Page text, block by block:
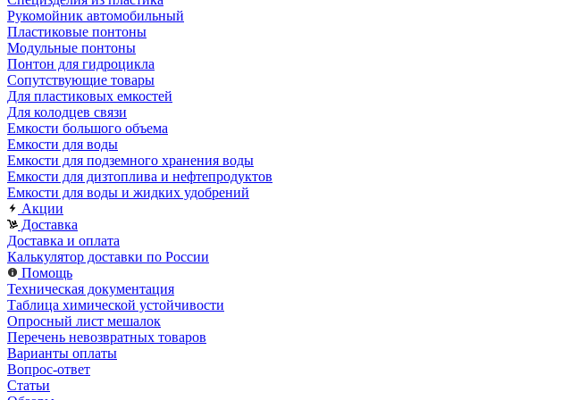
Рукомойник автомобильный
Пластиковые понтоны
Модульные понтоны
Понтон для гидроцикла
Сопутствующие товары
Для пластиковых емкостей
Для колодцев связи
Емкости большого объема
Емкости для воды
Емкости для подземного хранения воды
Емкости для дизтоплива и нефтепродуктов
Емкости для воды и жидких удобрений
Акции
Доставка
Доставка и оплата
Калькулятор доставки по России
Помощь
Техническая документация
Таблица химической устойчивости
Опросный лист мешалок
Перечень невозвратных товаров
Варианты оплаты
Вопрос-ответ
Статьи